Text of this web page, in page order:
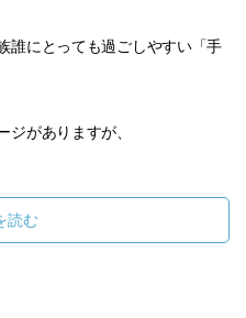
誰にとっても過ごしやすい「手
ジがありますが、
読む